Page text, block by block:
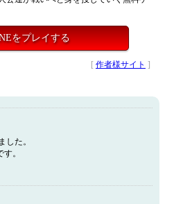
をプレイする
[ 作者様サイト ]
した。
。